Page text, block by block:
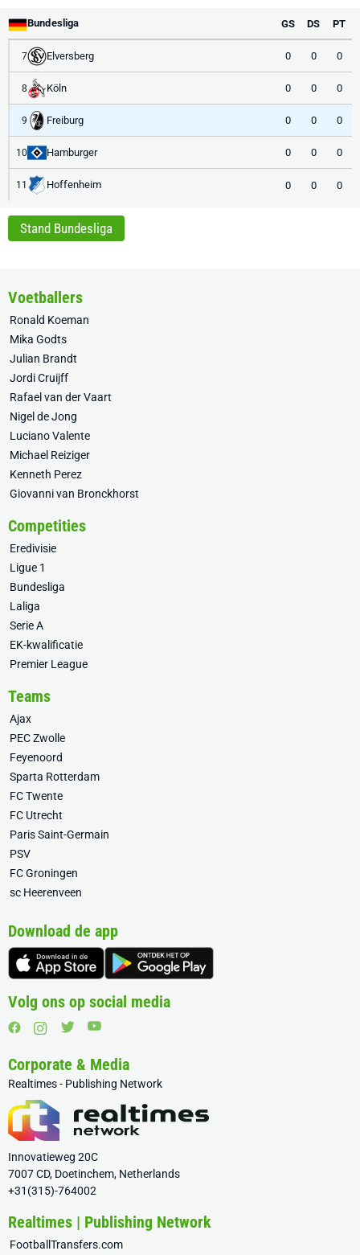
Bundesliga GS DS PT
7 Elversberg 0 0 0
8 Köln 0 0 0
9 Freiburg 0 0 0
10 Hamburger 0 0 0
11 Hoffenheim 0 0 0
Stand Bundesliga
Voetballers
Ronald Koeman
Mika Godts
Julian Brandt
Jordi Cruijff
Rafael van der Vaart
Nigel de Jong
Luciano Valente
Michael Reiziger
Kenneth Perez
Giovanni van Bronckhorst
Competities
Eredivisie
Ligue 1
Bundesliga
Laliga
Serie A
EK-kwalificatie
Premier League
Teams
Ajax
PEC Zwolle
Feyenoord
Sparta Rotterdam
FC Twente
FC Utrecht
Paris Saint-Germain
PSV
FC Groningen
sc Heerenveen
Download de app
Volg ons op social media
Corporate & Media
Realtimes - Publishing Network
Innovatieweg 20C
7007 CD, Doetinchem, Netherlands
+31(315)-764002
Realtimes | Publishing Network
FootballTransfers.com